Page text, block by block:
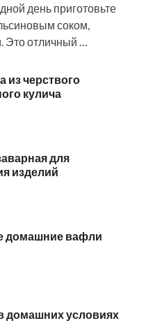
день приготовьте
соком,
Это отличный …
из черствого
кулича
для
изделий
домашние вафли
домашних условиях